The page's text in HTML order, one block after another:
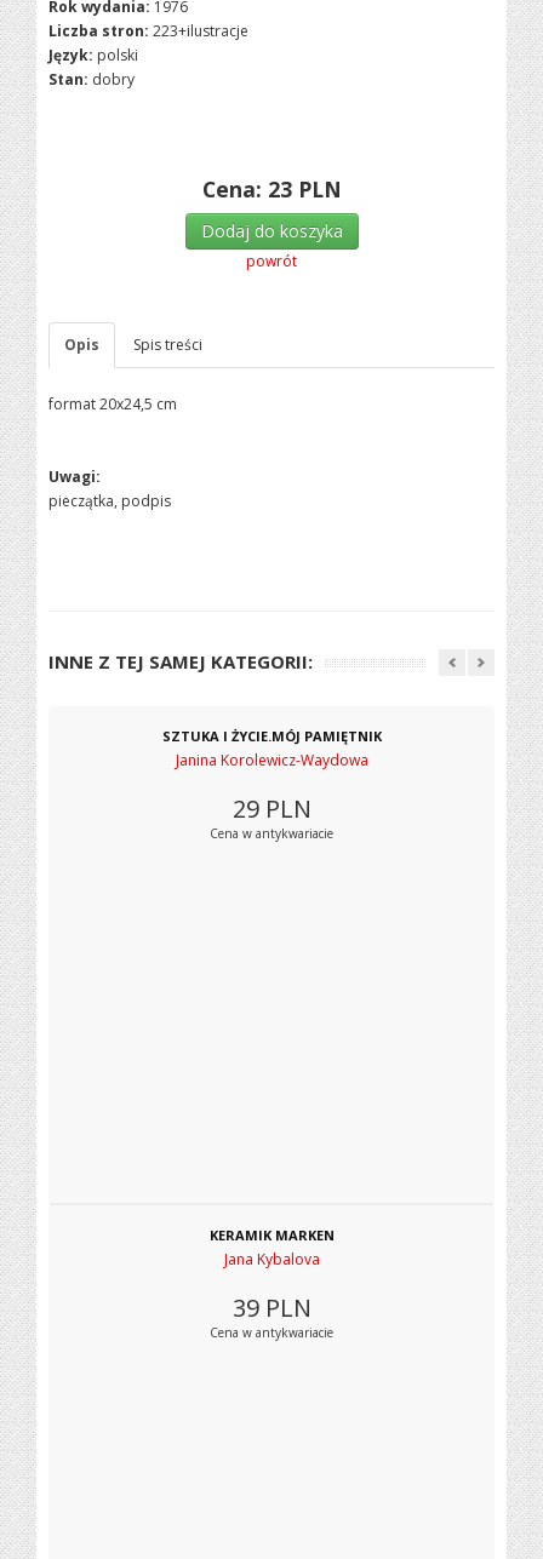
Rok wydania: 1976
Liczba stron: 223+ilustracje
Język: polski
Stan: dobry
Cena: 23 PLN
Dodaj do koszyka
powrót
Opis Spis treści
format 20x24,5 cm
Uwagi:
pieczątka, podpis
INNE Z TEJ SAMEJ KATEGORII:
SZTUKA I ŻYCIE.MÓJ PAMIĘTNIK
Janina Korolewicz-Waydowa
29 PLN
Cena w antykwariacie
KERAMIK MARKEN
Jana Kybalova
39 PLN
Cena w antykwariacie